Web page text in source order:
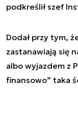
podkreślił szef
Dodał przy tym,
zastanawiają się
albo wyjazdem z
finansowo” taka